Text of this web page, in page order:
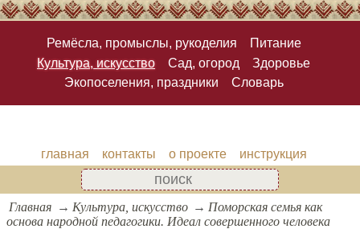
Ремёсла, промыслы, рукоделия
Питание
Культура, искусство
Сад, огород
Здоровье
Экопоселения, праздники
Словарь
главная контакты о проекте инструкция
Главная Культура, искусство
Поморская семья как
основа народной педагогики. Идеал совершенного человека